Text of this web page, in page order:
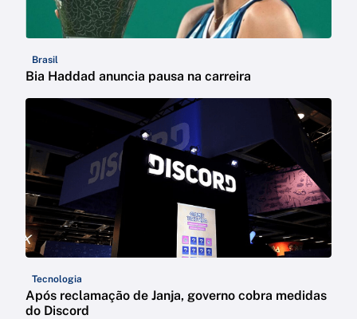
Brasil
Bia Haddad anuncia pausa na carreira
Tecnologia
Após reclamação de Janja, governo cobra medidas
do Discord